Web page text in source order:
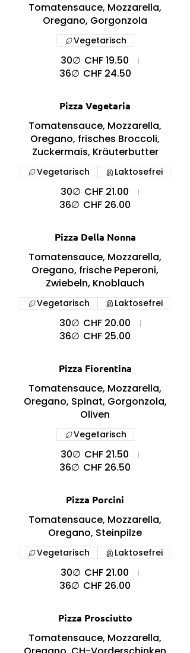
Tomatensauce, Mozzarella,
Oregano, Gorgonzola
30∅ CHF 19.50
36∅ CHF 24.50
Vegetarisch
Pizza Vegetaria
Tomatensauce, Mozzarella,
Oregano, frisches Broccoli,
Zuckermais, Kräuterbutter
30∅ CHF 21.00
36∅ CHF 26.00
Vegetarisch Laktosefrei
Pizza Della Nonna
Tomatensauce, Mozzarella,
Oregano, frische Peperoni,
Zwiebeln, Knoblauch
30∅ CHF 20.00
36∅ CHF 25.00
Vegetarisch Laktosefrei
Pizza Fiorentina
Tomatensauce, Mozzarella,
Oregano, Spinat, Gorgonzola,
Oliven
30∅ CHF 21.50
36∅ CHF 26.50
Vegetarisch
Pizza Porcini
Tomatensauce, Mozzarella,
Oregano, Steinpilze
30∅ CHF 21.00
36∅ CHF 26.00
Vegetarisch Laktosefrei
Pizza Prosciutto
Tomatensauce, Mozzarella,